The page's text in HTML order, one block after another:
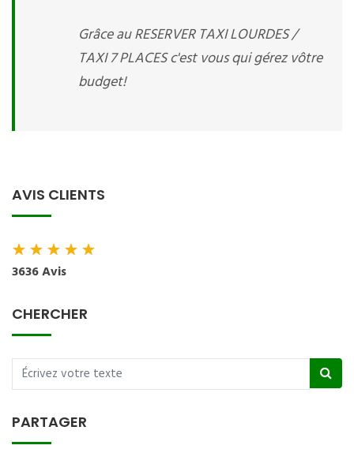
Grâce au RESERVER TAXI LOURDES /
TAXI 7 PLACES c'est vous qui gérez vôtre
budget!
AVIS CLIENTS
★★★★★
3636 Avis
CHERCHER
PARTAGER